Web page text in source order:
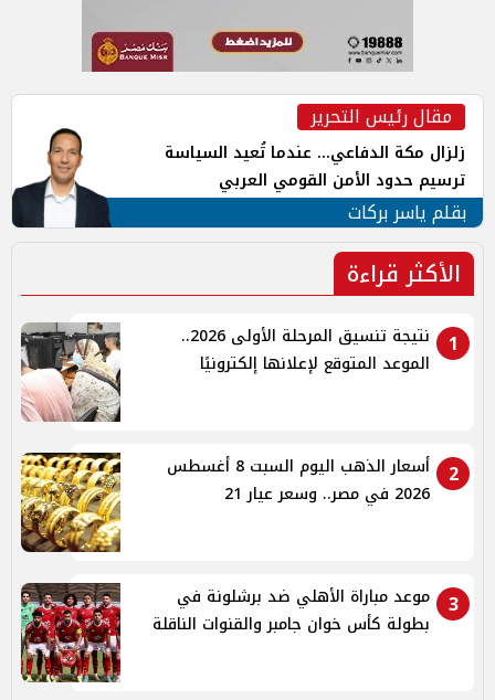
مقال رئيس التحرير
زلزال مكة الدفاعي... عندما تُعيد السياسة
ترسيم حدود الأمن القومي العربي
بقلم ياسر بركات
الأكثر قراءة
1
نتيجة تنسيق المرحلة الأولى 2026..
الموعد المتوقع لإعلانها إلكترونيًا
2
أسعار الذهب اليوم السبت 8 أغسطس
2026 في مصر.. وسعر عيار 21
3
موعد مباراة الأهلي ضد برشلونة في
بطولة كأس خوان جامبر والقنوات الناقلة